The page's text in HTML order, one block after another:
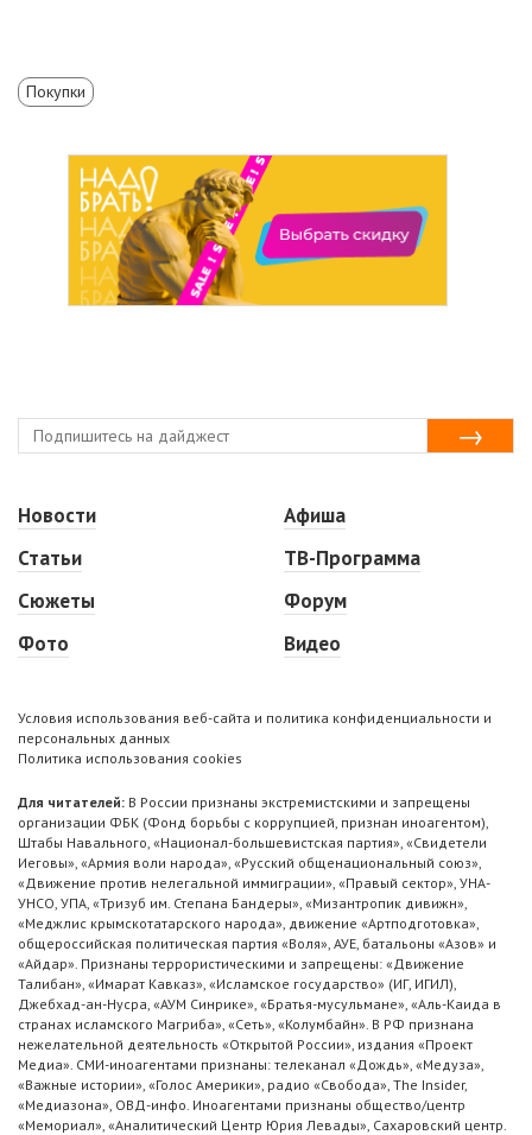
Покупки
Новости
Статьи
Сюжеты
Фото
Афиша
ТВ-Программа
Форум
Видео
Условия использования веб-сайта и политика конфиденциальности и
персональных данных
Политика использования cookies
Для читателей: В России признаны экстремистскими и запрещены
организации ФБК (Фонд борьбы с коррупцией, признан иноагентом),
Штабы Навального, «Национал-большевистская партия», «Свидетели
Иеговы», «Армия воли народа», «Русский общенациональный союз»,
«Движение против нелегальной иммиграции», «Правый сектор», УНА-
УНСО, УПА, «Тризуб им. Степана Бандеры», «Мизантропик дивижн»,
«Меджлис крымскотатарского народа», движение «Артподготовка»,
общероссийская политическая партия «Воля», АУЕ, батальоны «Азов» и
«Айдар». Признаны террористическими и запрещены: «Движение
Талибан», «Имарат Кавказ», «Исламское государство» (ИГ, ИГИЛ),
Джебхад-ан-Нусра, «АУМ Синрике», «Братья-мусульмане», «Аль-Каида в
странах исламского Магриба», «Сеть», «Колумбайн». В РФ признана
нежелательной деятельность «Открытой России», издания «Проект
Медиа». СМИ-иноагентами признаны: телеканал «Дождь», «Медуза»,
«Важные истории», «Голос Америки», радио «Свобода», The Insider,
«Медиазона», ОВД-инфо. Иноагентами признаны общество/центр
«Мемориал», «Аналитический Центр Юрия Левады», Сахаровский центр.